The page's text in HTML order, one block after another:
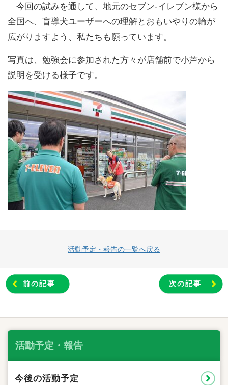
今回の試みを通して、地元のセブン‐イレブン様から
全国へ、盲導犬ユーザーへの理解とおもいやりの輪が
広がりますよう、私たちも願っています。
写真は、勉強会に参加された方々が店舗前で小芦から
説明を受ける様子です。
前の記事
活動予定・報告の一覧へ戻る
次の記事
活動予定・報告
今後の活動予定